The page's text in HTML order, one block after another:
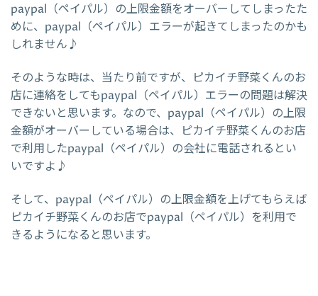
paypal（ペイパル）の上限金額をオーバーしてしまったた
めに、paypal（ペイパル）エラーが起きてしまったのかも
しれません♪
そのような時は、当たり前ですが、ピカイチ野菜くんのお
店に連絡をしてもpaypal（ペイパル）エラーの問題は解決
できないと思います。なので、paypal（ペイパル）の上限
金額がオーバーしている場合は、ピカイチ野菜くんのお店
で利用したpaypal（ペイパル）の会社に電話されるとい
いですよ♪
そして、paypal（ペイパル）の上限金額を上げてもらえば
ピカイチ野菜くんのお店でpaypal（ペイパル）を利用で
きるようになると思います。